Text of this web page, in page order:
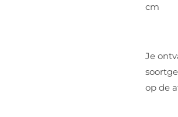
cm
Je
op de